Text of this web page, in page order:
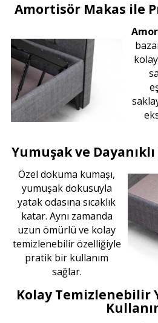
Amortisör Makas ile
Yumuşak ve
Özel dokuma kumaşı,
yumuşak dokusuyla
yatak odasına sıcaklık
katar. Aynı zamanda
uzun ömürlü ve kolay
temizlenebilir özelliğiyle
pratik bir kullanım
sağlar.
Kolay Temizlenebilir